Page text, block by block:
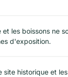
et les boissons ne
d'exposition.
site historique et